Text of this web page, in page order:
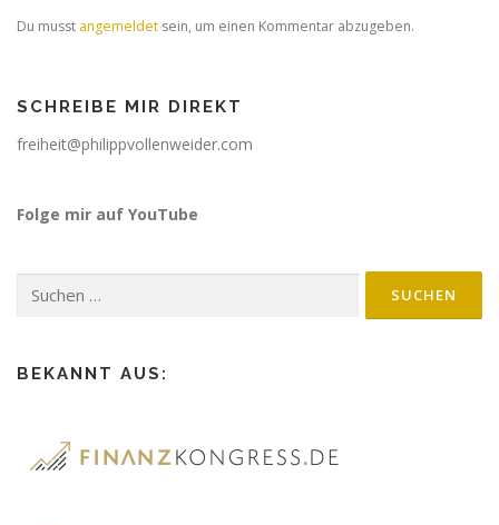
Du musst angemeldet sein, um einen Kommentar abzugeben.
SCHREIBE MIR DIREKT
freiheit@philippvollenweider.com
Folge mir auf YouTube
BEKANNT AUS: